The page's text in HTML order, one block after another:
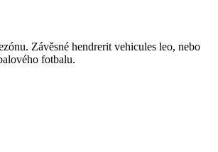
Závěsné hendrerit vehicules leo, nebo
fotbalu.